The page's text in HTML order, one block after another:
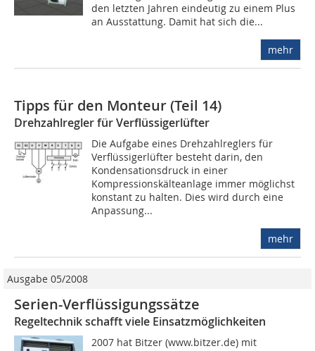
den letzten Jahren eindeutig zu einem Plus
an Ausstattung. Damit hat sich die...
mehr
Tipps für den Monteur (Teil 14)
Drehzahlregler für Verflüssigerlüfter
Die Aufgabe eines Drehzahlreglers für
Verflüssigerlüfter besteht darin, den
Kondensationsdruck in einer
Kompressionskälteanlage immer möglichst
konstant zu halten. Dies wird durch eine
Anpassung...
mehr
Ausgabe 05/2008
Serien-Verflüssigungssätze
Regeltechnik schafft viele Einsatzmöglichkeiten
2007 hat Bitzer (www.bitzer.de) mit